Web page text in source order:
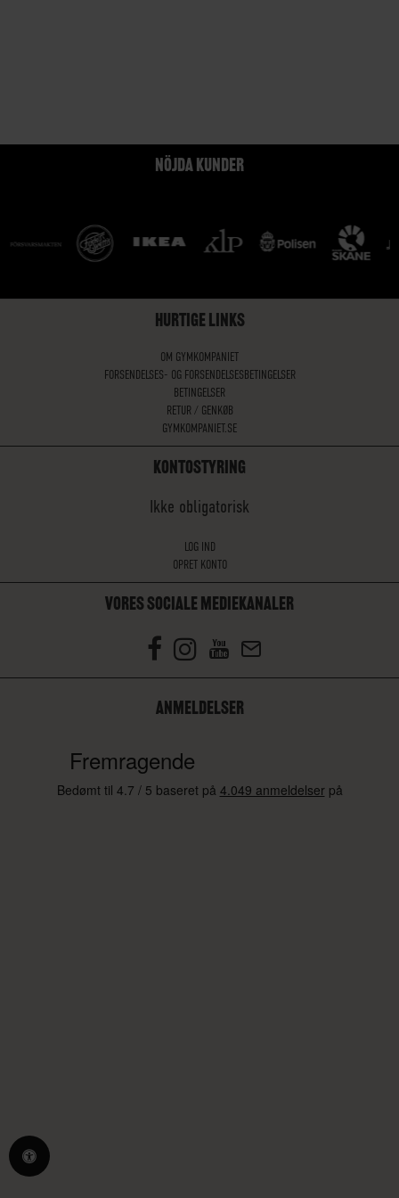
NÖJDA KUNDER
HURTIGE LINKS
OM GYMKOMPANIET
FORSENDELSES- OG FORSENDELSESBETINGELSER
BETINGELSER
RETUR / GENKØB
GYMKOMPANIET.SE
KONTOSTYRING
Ikke obligatorisk
LOG IND
OPRET KONTO
VORES SOCIALE MEDIEKANALER
ANMELDELSER